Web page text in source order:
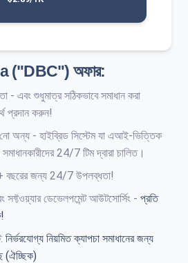
("DBC") অফার:
- এবং শুধুমাত্র সঠিকভাবে সমাধান করা
প্রদান করুন!
নো অন্য - হাইব্রিড সিস্টেম যা এআই-ভিত্তিক
24/7 টিম দ্বারা চালিত।
বছরের জন্য 24/7 উপলব্ধতা!
সফ্টওয়্যার ডেভেলপমেন্ট আউটসোর্সিং - প্রতি
নির্ভরযোগ্য নিয়মিত ক্যাপচা সমাধানের জন্য
(ঐচ্ছিক)